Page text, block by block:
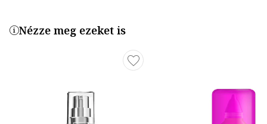
Nézze meg ezeket is